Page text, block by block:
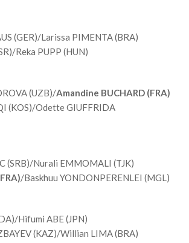
(GER)/Larissa PIMENTA (BRA)
Reka PUPP (HUN)
(UZB)/Amandine BUCHARD (FRA)
(KOS)/Odette GIUFFRIDA
(SRB)/Nurali EMMOMALI (TJK)
/Baskhuu YONDONPERENLEI (MGL)
Hifumi ABE (JPN)
(KAZ)/Willian LIMA (BRA)